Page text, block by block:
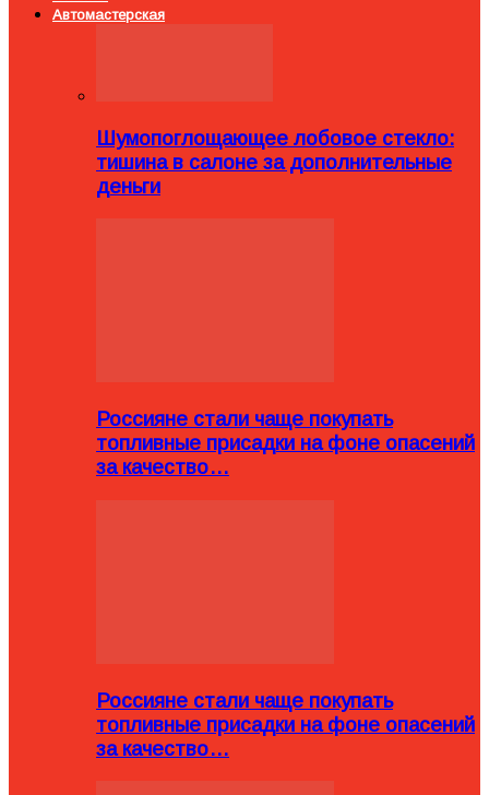
Автомастерская
Шумопоглощающее лобовое стекло:
тишина в салоне за дополнительные
деньги
Россияне стали чаще покупать
топливные присадки на фоне опасений
за качество…
Россияне стали чаще покупать
топливные присадки на фоне опасений
за качество…